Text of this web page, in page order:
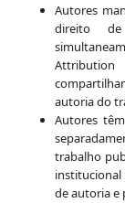
Autores
direito
autoria do
Autores
trabalho
de autoria e